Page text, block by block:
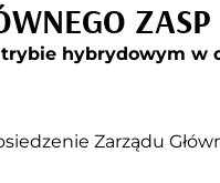
ZASP
hybrydowym
Zarządu